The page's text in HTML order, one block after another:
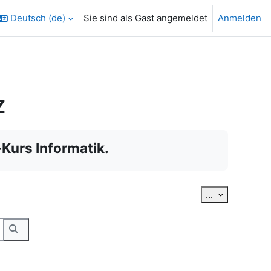
Deutsch ‎(de)‎ Sie sind als Gast angemeldet Anmelden
Informatik.
... Einträge
Suchen